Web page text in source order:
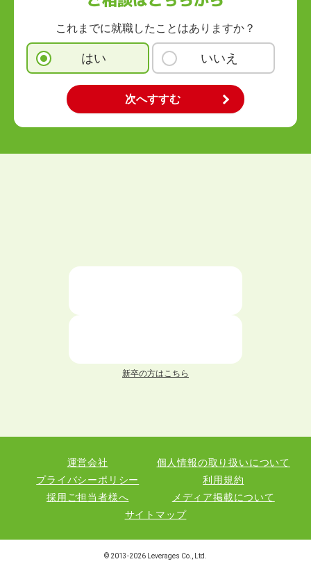
これまでに就職したことはありますか？
はい いいえ
新卒の方はこちら
運営会社
個人情報の取り扱いについて
プライバシーポリシー
利用規約
採用ご担当者様へ
メディア掲載について
サイトマップ
© 2013-2026 Leverages Co., Ltd.